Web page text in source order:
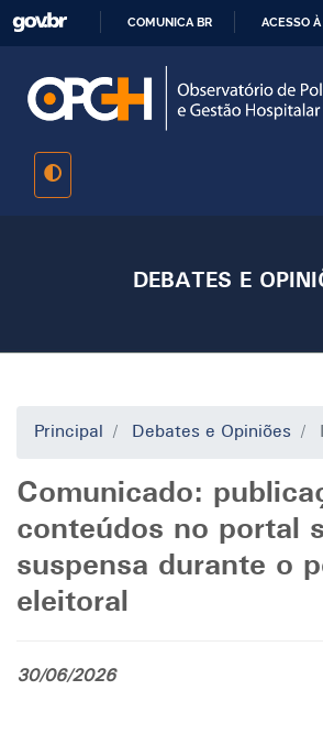
Pular
conteúdo
principal
PARA
O
COMUNICA BR ACESSO
DEBATES E
Principal Debates e Opiniões
Comunicado:
conteúdos no portal
suspensa durante o
eleitoral
30/06/2026